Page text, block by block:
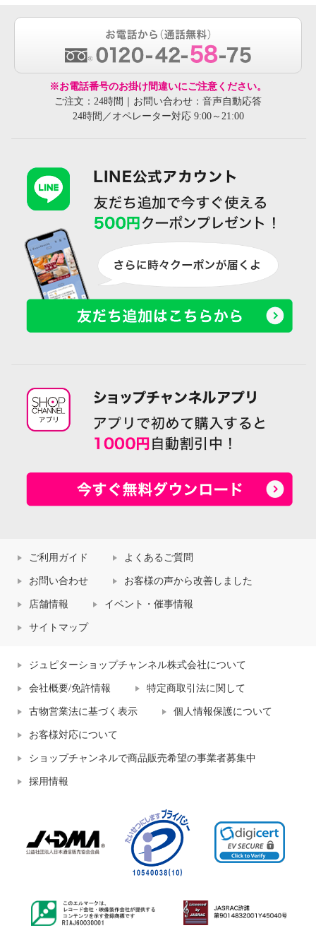
※お電話番号のお掛け間違いにご注意ください。
ご注文：24時間｜お問い合わせ：音声自動応答
24時間／オペレーター対応 9:00～21:00
ご利用ガイド よくあるご質問
お問い合わせ お客様の声から改善しました
店舗情報 イベント・催事情報
サイトマップ
ジュピターショップチャンネル株式会社について
会社概要/免許情報 特定商取引法に関して
古物営業法に基づく表示 個人情報保護について
お客様対応について
ショップチャンネルで商品販売希望の事業者募集中
採用情報